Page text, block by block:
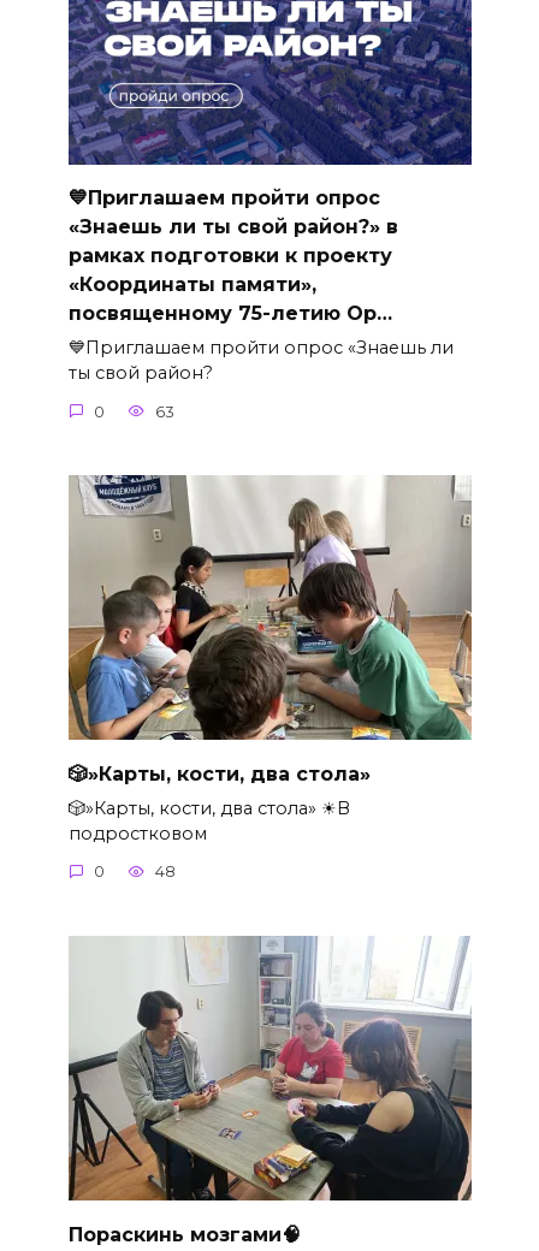
💙Приглашаем пройти опрос
«Знаешь ли ты свой район?» в
рамках подготовки к проекту
«Координаты памяти»,
посвященному 75-летию Ор…
💙Приглашаем пройти опрос «Знаешь ли
ты свой район?
0 63
🎲»Карты, кости, два стола»
🎲»Карты, кости, два стола» ☀В
подростковом
0 48
Пораскинь мозгами🧠